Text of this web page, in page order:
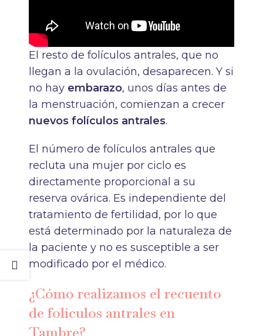
El resto de folículos antrales, que no
llegan a la ovulación, desaparecen. Y si
no hay embarazo, unos días antes de
la menstruación, comienzan a crecer
nuevos folículos antrales.
El número de folículos antrales que
recluta una mujer por ciclo es
directamente proporcional a su
reserva ovárica. Es independiente del
tratamiento de fertilidad, por lo que
está determinado por la naturaleza de
la paciente y no es susceptible a ser
modificado por el médico.
¿Cómo realizamos el recuento
de folículos antrales en
Tambre?